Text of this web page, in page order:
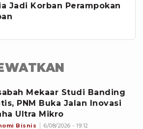
Jadi Korban Perampokan
Mekaar Studi Banding
PNM Buka Jalan Inovasi
Ultra Mikro
Bisnis 6/08/2026 - 19:12